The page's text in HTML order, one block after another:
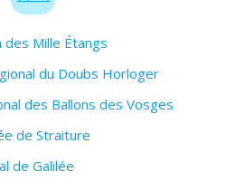
des Mille Étangs
du Doubs Horloger
des Ballons des Vosges
de Straiture
de Galilée